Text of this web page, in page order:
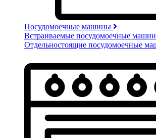
Посудомоечные машины
Встраиваемые посудомоечные
Отдельностоящие посудомоечные